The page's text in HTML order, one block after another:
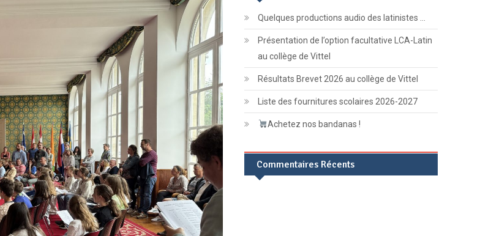
Quelques productions audio des latinistes …
Présentation de l’option facultative LCA-Latin
au collège de Vittel
Résultats Brevet 2026 au collège de Vittel
Liste des fournitures scolaires 2026-2027
Achetez nos bandanas !
Commentaires Récents